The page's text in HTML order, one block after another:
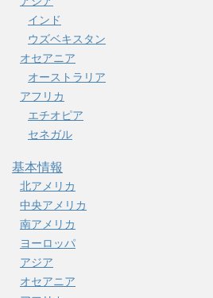
インド
ウズベキスタン
オセアニア
オーストラリア
アフリカ
エチオピア
セネガル
基本情報
北アメリカ
中央アメリカ
南アメリカ
ヨーロッパ
アジア
オセアニア